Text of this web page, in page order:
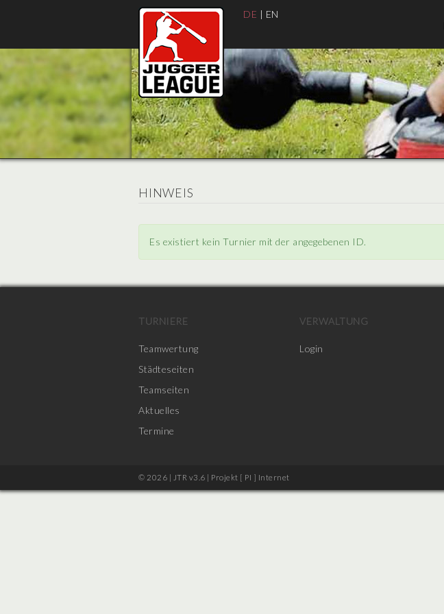
DE | EN
HINWEIS
Es existiert kein Turnier mit der angegebenen ID.
TURNIERE
Teamwertung
Städteseiten
Teamseiten
Aktuelles
Termine
VERWALTUNG
Login
© 2026 | JTR v3.6 | Projekt [ PI ] Internet